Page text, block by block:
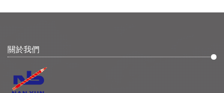
關於我們